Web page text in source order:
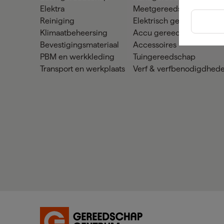
Elektra
Reiniging
Klimaatbeheersing
Bevestigingsmateriaal
PBM en werkkleding
Transport en werkplaats
Meetgereedschap
Elektrisch gereedschap
Accu gereedschap
Accessoires
Tuingereedschap
Verf &